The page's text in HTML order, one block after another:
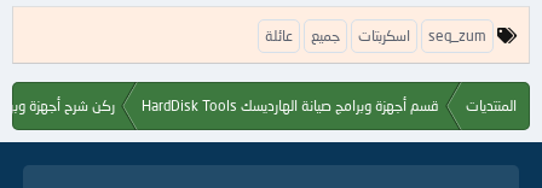
ا
ل
م
seq_zum اسكربتات جميع عائلة
المنتديات قسم أجهزة وبرامج صيانة الهارديسك HardDisk Tools ركن شرح أجهزة